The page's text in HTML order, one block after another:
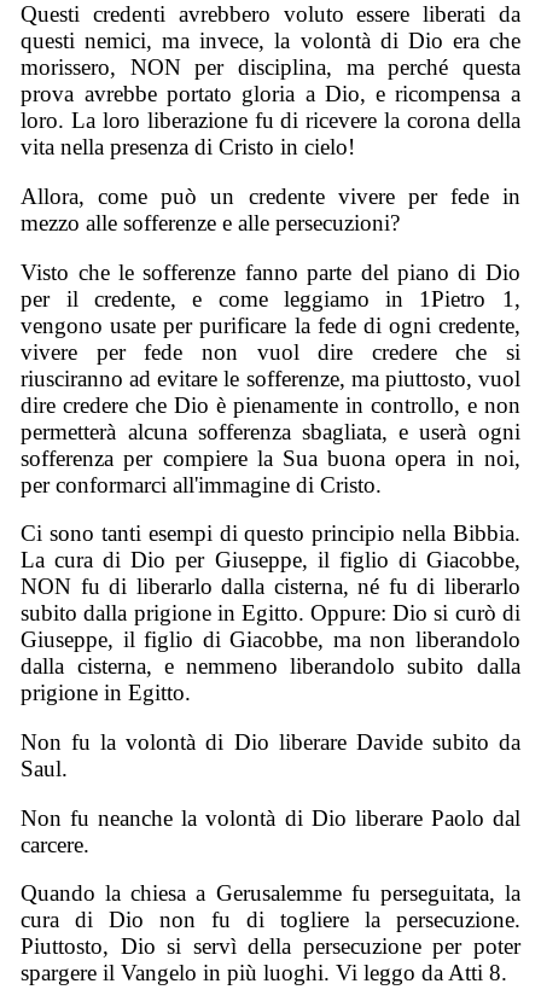
Questi credenti avrebbero voluto essere liberati da
questi nemici, ma invece, la volontà di Dio era che
morissero, NON per disciplina, ma perché questa
prova avrebbe portato gloria a Dio, e ricompensa a
loro. La loro liberazione fu di ricevere la corona della
vita nella presenza di Cristo in cielo!
Allora, come può un credente vivere per fede in
mezzo alle sofferenze e alle persecuzioni?
Visto che le sofferenze fanno parte del piano di Dio
per il credente, e come leggiamo in 1Pietro 1,
vengono usate per purificare la fede di ogni credente,
vivere per fede non vuol dire credere che si
riusciranno ad evitare le sofferenze, ma piuttosto, vuol
dire credere che Dio è pienamente in controllo, e non
permetterà alcuna sofferenza sbagliata, e userà ogni
sofferenza per compiere la Sua buona opera in noi,
per conformarci all'immagine di Cristo.
Ci sono tanti esempi di questo principio nella Bibbia.
La cura di Dio per Giuseppe, il figlio di Giacobbe,
NON fu di liberarlo dalla cisterna, né fu di liberarlo
subito dalla prigione in Egitto. Oppure: Dio si curò di
Giuseppe, il figlio di Giacobbe, ma non liberandolo
dalla cisterna, e nemmeno liberandolo subito dalla
prigione in Egitto.
Non fu la volontà di Dio liberare Davide subito da
Saul.
Non fu neanche la volontà di Dio liberare Paolo dal
carcere.
Quando la chiesa a Gerusalemme fu perseguitata, la
cura di Dio non fu di togliere la persecuzione.
Piuttosto, Dio si servì della persecuzione per poter
spargere il Vangelo in più luoghi. Vi leggo da Atti 8.